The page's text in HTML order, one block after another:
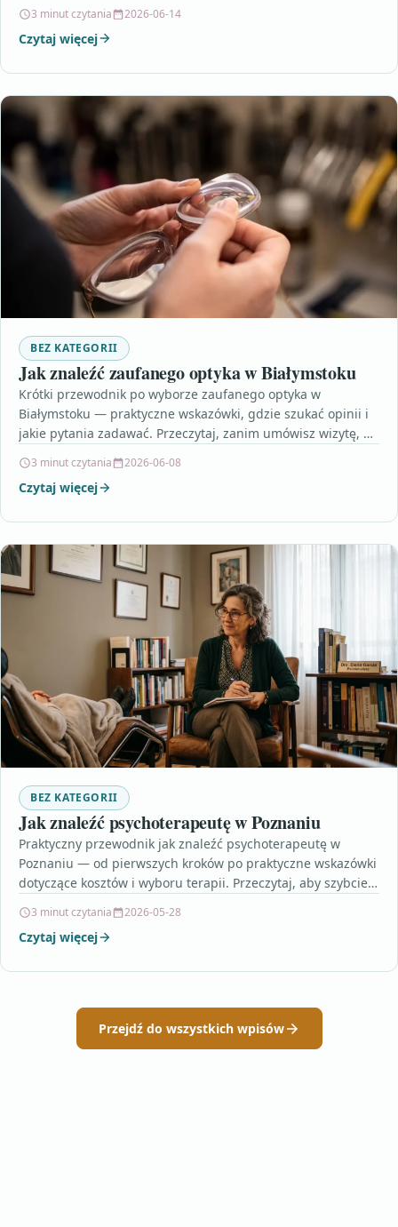
3 minut czytania 2026-06-14
Czytaj więcej
BEZ KATEGORII
Jak znaleźć zaufanego optyka w Białymstoku
Krótki przewodnik po wyborze zaufanego optyka w
Białymstoku — praktyczne wskazówki, gdzie szukać opinii i
jakie pytania zadawać. Przeczytaj, zanim umówisz wizytę, by
3 minut czytania 2026-06-08
Czytaj więcej
BEZ KATEGORII
Jak znaleźć psychoterapeutę w Poznaniu
Praktyczny przewodnik jak znaleźć psychoterapeutę w
Poznaniu — od pierwszych kroków po praktyczne wskazówki
dotyczące kosztów i wyboru terapii. Przeczytaj, aby szybciej
3 minut czytania 2026-05-28
Czytaj więcej
Przejdź do wszystkich wpisów